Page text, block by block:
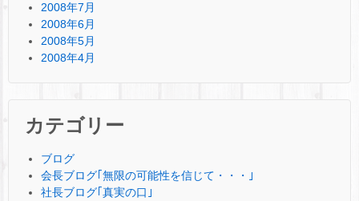
2008年7月
2008年6月
2008年5月
2008年4月
カテゴリー
ブログ
会長ブログ｢無限の可能性を信じて・・・｣
社長ブログ｢真実の口｣